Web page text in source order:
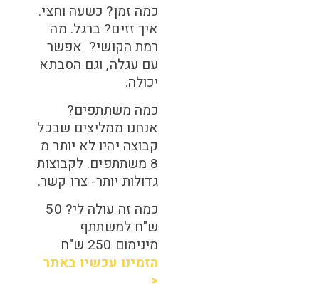
כמה זמן? כשעה וחצי​.
איך זזים? ברגל. מה
רמת הקושי? אפשר
עם עגלה, וגם הסבתא
יכולה.
כמה משתתפים?
אנחנו ממליצים שבכל
קבוצה יהיו לא יותר מ
8 משתתפים. לקבוצות
גדולות יותר- צרו קשר.
כמה זה עולה לי? 50
ש"ח למשתתף
מינימום 250 ש"ח
הזמינו עכשיו באתר
<